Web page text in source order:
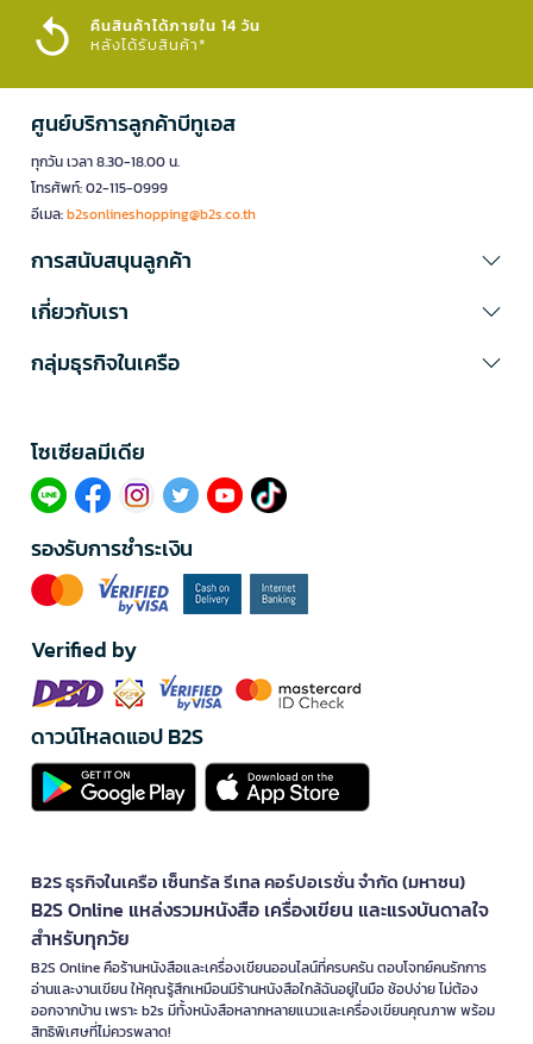
คืนสินค้าได้ภายใน 14 วัน
หลังได้รับสินค้า*
ศูนย์บริการลูกค้าบีทูเอส
ทุกวัน เวลา 8.30-18.00 น.
โทรศัพท์: 02-115-0999
อีเมล:b2sonlineshopping@b2s.co.th
การสนับสนุนลูกค้า
เกี่ยวกับเรา
กลุ่มธุรกิจในเครือ
โซเซียลมีเดีย​
รองรับการชำระเงิน
Verified by
ดาวน์โหลดแอป B2S
B2S ธุรกิจในเครือ เซ็นทรัล รีเทล คอร์ปอเรชั่น จำกัด (มหาชน)
B2S Online แหล่งรวมหนังสือ เครื่องเขียน และแรงบันดาลใจ
สำหรับทุกวัย
B2S Online คือร้านหนังสือและเครื่องเขียนออนไลน์ที่ครบครัน ตอบโจทย์คนรักการ
อ่านและงานเขียน ให้คุณรู้สึกเหมือนมีร้านหนังสือใกล้ฉันอยู่ในมือ ช้อปง่าย ไม่ต้อง
ออกจากบ้าน เพราะ b2s มีทั้งหนังสือหลากหลายแนวและเครื่องเขียนคุณภาพ พร้อม
สิทธิพิเศษที่ไม่ควรพลาด!